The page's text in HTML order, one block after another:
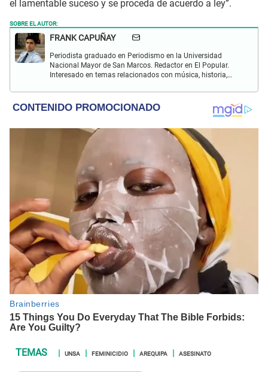
el lamentable suceso y se proceda de acuerdo a ley”.
SOBRE EL AUTOR:
FRANK CAPUÑAY
Periodista graduado en Periodismo en la Universidad
Nacional Mayor de San Marcos. Redactor en El Popular.
Interesado en temas relacionados con música, historia,
UNSA FEMINICIDIO AREQUIPA ASESINATO